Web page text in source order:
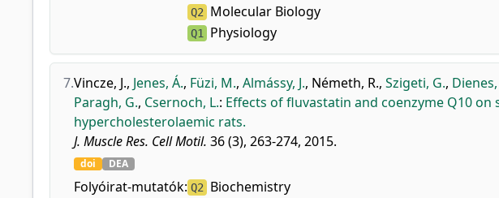
Q2 Molecular Biology
Q1 Physiology
7.Vincze, J., Jenes, Á., Füzi, M., Almássy, J., Németh, R., Szigeti, G., Dienes,
Paragh, G., Csernoch, L.: Effects of fluvastatin and coenzyme Q10
hypercholesterolaemic rats.
J. Muscle Res. Cell Motil. 36 (3), 263-274, 2015.
doi DEA
Folyóirat-mutatók: Q2 Biochemistry